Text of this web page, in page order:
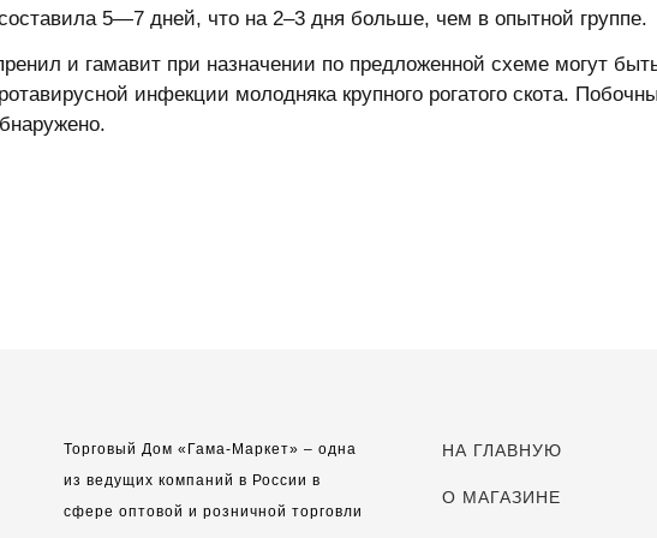
5—7 дней, что на 2–3 дня больше, чем в опытной группе.
и гамавит при назначении по предложенной схеме могут
инфекции молодняка крупного рогатого скота.
Торговый Дом «Гама-Маркет» – одна
из ведущих компаний в России в
сфере оптовой и розничной торговли
НА ГЛАВНУЮ
О МАГАЗИНЕ